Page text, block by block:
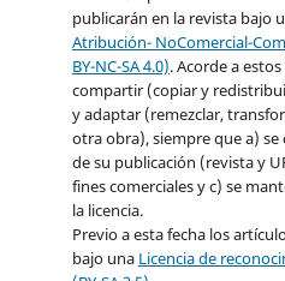
publicarán en la revista bajo
Atribución- NoComercial-
BY-NC-SA 4.0). Acorde a
compartir (copiar y
y adaptar (remezclar,
otra obra), siempre que a)
de su publicación (revista y
fines comerciales y c) se
la licencia.
Previo a esta fecha los
bajo una Licencia de